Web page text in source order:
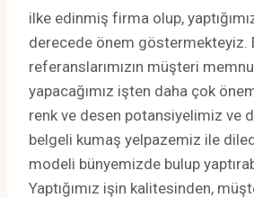
ilke edinmiş firma olup,
derecede önem göstermekteyiz.
referanslarımızın müşteri
yapacağımız işten daha çok
renk ve desen potansiyelimiz ve
belgeli kumaş yelpazemiz ile
modeli bünyemizde bulup
Yaptığımız işin kalitesinden,